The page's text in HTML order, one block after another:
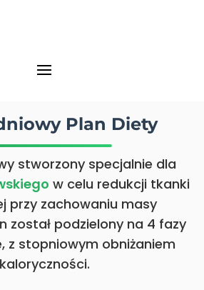
Plan Diety
stworzony specjalnie dla
w celu redukcji tkanki
przy zachowaniu masy
został podzielony na 4 fazy
z stopniowym obniżaniem
kaloryczności.